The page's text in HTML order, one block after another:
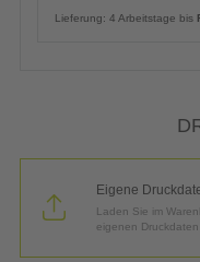
Lieferung: 4 Arbeitstage bis
Eigene
Laden Sie im
eigenen Druckdaten